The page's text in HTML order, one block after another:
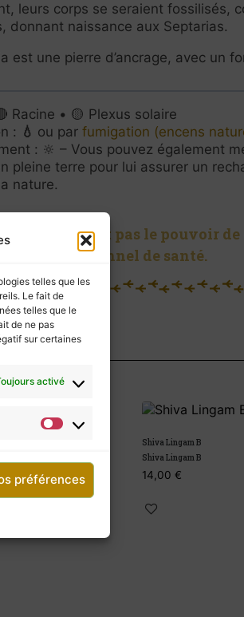
telles que les
Le fait de
telles que le
de ne pas
sur certaines
activé
préférences
leurs corps se seraient fossilisés,
donnant naissance aux Septarias.
est une pierre d’ancrage, avec un
Racine • 🟡 Plexus solaire
: 💧 ou par fumigation (encens
: 🔆 – Vous pouvez également
pleine terre pour lui assurer un
nature.
ne possèdent pas le pouvoir de
professionnel de santé.
€
Shiva Lingam B
Shiva Lingam B
14,00 €